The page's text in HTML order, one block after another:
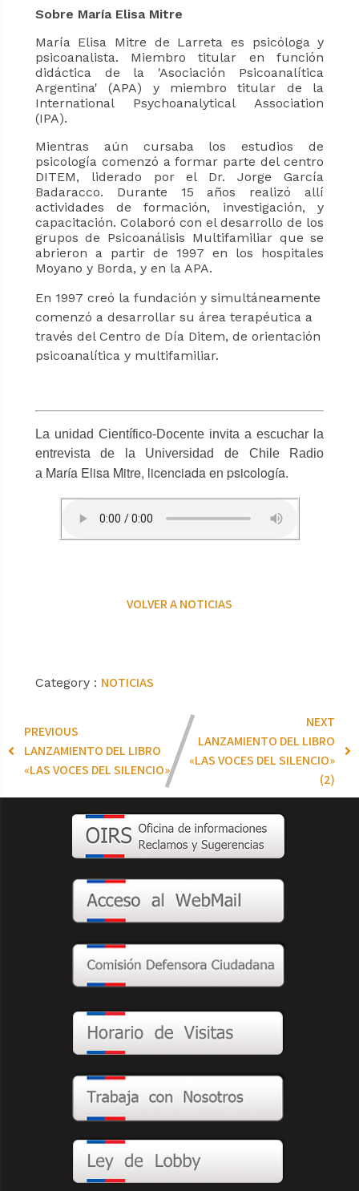
Sobre María Elisa Mitre
María Elisa Mitre de Larreta es psicóloga y
psicoanalista. Miembro titular en función
didáctica de la 'Asociación Psicoanalítica
Argentina' (APA) y miembro titular de la
International Psychoanalytical Association
(IPA).
Mientras aún cursaba los estudios de
psicología comenzó a formar parte del centro
DITEM, liderado por el Dr. Jorge García
Badaracco. Durante 15 años realizó allí
actividades de formación, investigación, y
capacitación. Colaboró con el desarrollo de los
grupos de Psicoanálisis Multifamiliar que se
abrieron a partir de 1997 en los hospitales
Moyano y Borda, y en la APA.
En 1997 creó la fundación y simultáneamente
comenzó a desarrollar su área terapéutica a
través del Centro de Día Ditem, de orientación
psicoanalítica y multifamiliar.
La unidad Científico-Docente invita a escuchar la
entrevista de la Universidad de Chile Radio
aMaría Elisa Mitre, licenciada en psicología.
VOLVER A NOTICIAS
Category : NOTICIAS
PREVIOUS
LANZAMIENTO DEL LIBRO
«LAS VOCES DEL SILENCIO»
NEXT
LANZAMIENTO DEL LIBRO
«LAS VOCES DEL SILENCIO»
(2)